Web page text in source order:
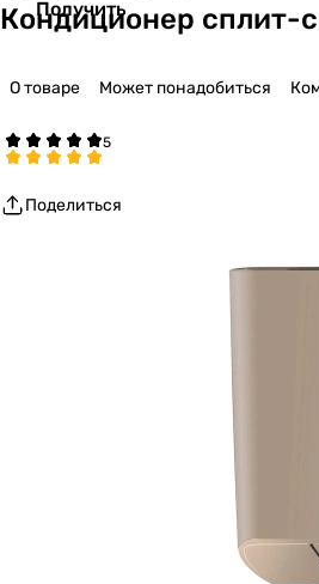
Получить
Кондиционер сплит-
О товаре Может понадобиться
Поделиться